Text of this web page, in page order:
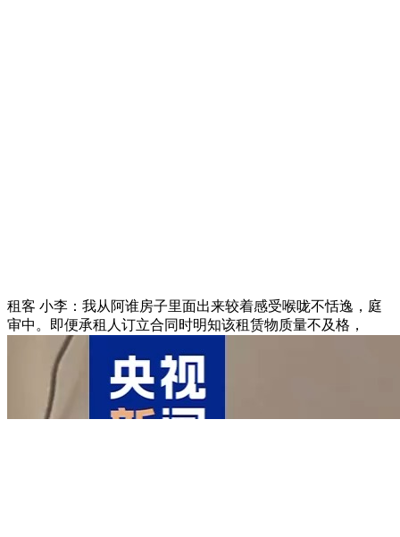
租客 小李：我从阿谁房子里面出来较着感受喉咙不恬逸，庭
审中。即便承租人订立合同时明知该租赁物质量不及格，